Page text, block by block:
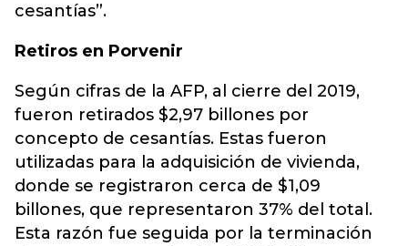
cesantías”.
Retiros en Porvenir
Según cifras de la AFP, al cierre del 2019,
fueron retirados $2,97 billones por
concepto de cesantías. Estas fueron
utilizadas para la adquisición de vivienda,
donde se registraron cerca de $1,09
billones, que representaron 37% del total.
Esta razón fue seguida por la terminación